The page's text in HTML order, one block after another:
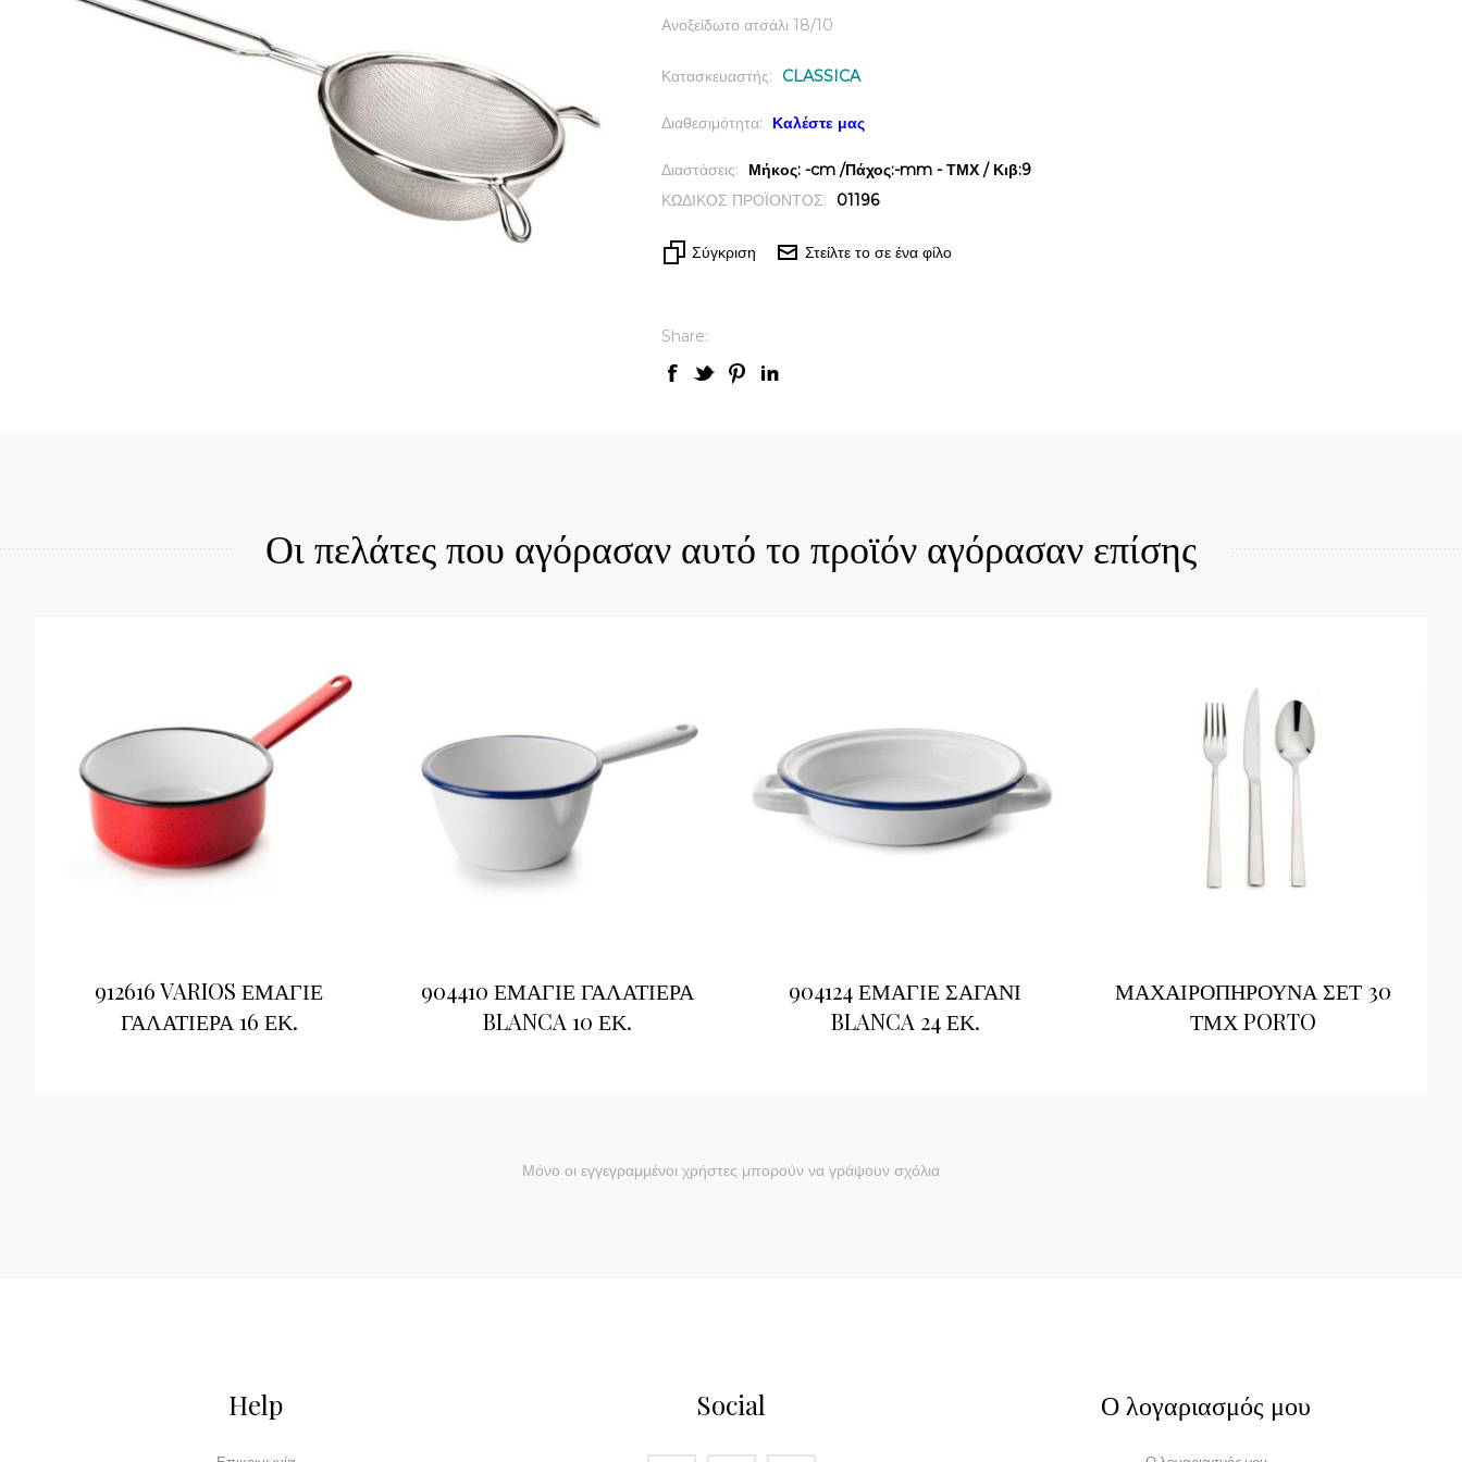
Ανοξείδωτο ατσάλι 18/10
Κατασκευαστής: CLASSICA
Διαθεσιμότητα: Καλέστε μας
Διαστάσεις:
Μήκος: -cm /Πάχος:-mm - ΤΜΧ / Κιβ:9
ΚΩΔΙΚΟΣ ΠΡΟΪΟΝΤΟΣ:
01196
Σύγκριση Στείλτε το σε ένα φίλο
Share:
Οι πελάτες που αγόρασαν αυτό το προϊόν αγόρασαν επίσης
912616 VARIOS ΕΜΑΓΙΕ
ΓΑΛΑΤΙΕΡΑ 16 ΕΚ.
904410 ΕΜΑΓΙΕ ΓΑΛΑΤΙΕΡΑ
BLANCA 10 ΕΚ.
904124 ΕΜΑΓΙΕ ΣΑΓΑΝΙ
BLANCA 24 ΕΚ.
ΜΑΧΑΙΡΟΠΗΡΟΥΝΑ ΣΕΤ 30
ΤΜΧ PORTO
Μόνο οι εγγεγραμμένοι χρήστες μπορούν να γράψουν σχόλια
Help Social Ο λογαριασμός μου